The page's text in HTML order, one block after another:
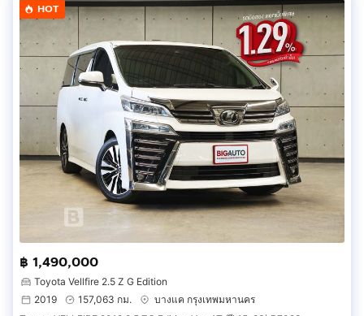
HOT
฿ 1,490,000
Toyota Vellfire 2.5 Z G Edition
2019
157,063 กม.
บางแค กรุงเทพมหานคร